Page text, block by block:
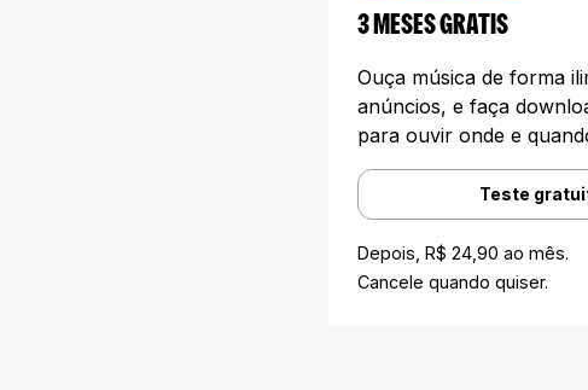
3 MESES GRATIS
Ouça música de forma
anúncios, e faça
para ouvir onde e
Teste
Depois, R$ 24,90 ao mês.
Cancele quando quiser.